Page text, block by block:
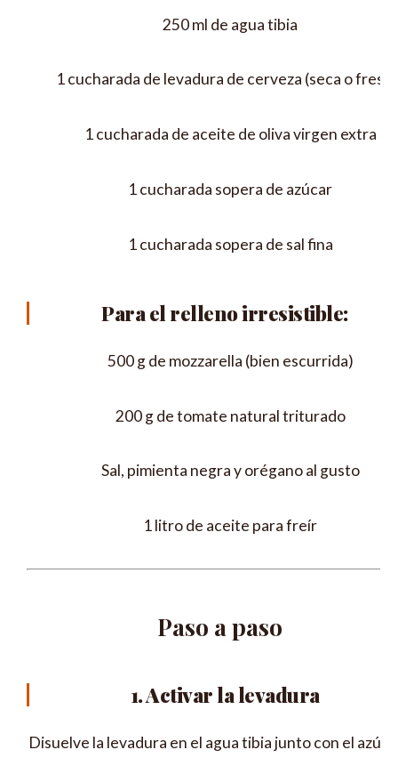
250 ml de agua tibia
1 cucharada de levadura de cerveza (seca o
1 cucharada de aceite de oliva virgen extra
1 cucharada sopera de azúcar
1 cucharada sopera de sal fina
Para el relleno irresistible:
500 g de mozzarella (bien escurrida)
200 g de tomate natural triturado
Sal, pimienta negra y orégano al gusto
1 litro de aceite para freír
Paso a paso
1. Activar la levadura
Disuelve la levadura en el agua tibia junto con el